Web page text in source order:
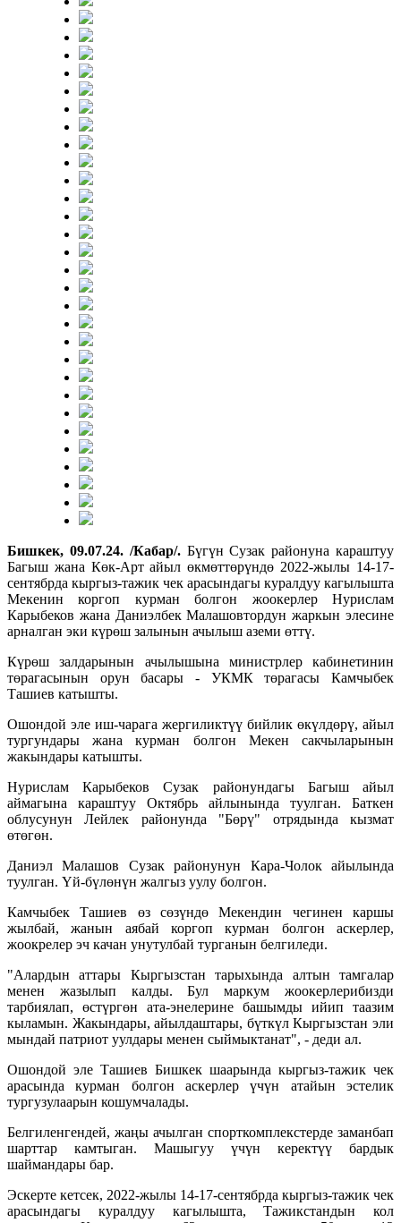
Бишкек, 09.07.24. /Кабар/. Бүгүн Сузак районуна караштуу
Багыш жана Көк-Арт айыл өкмөттөрүндө 2022-жылы 14-17-
сентябрда кыргыз-тажик чек арасындагы куралдуу кагылышта
Мекенин коргоп курман болгон жоокерлер Нурислам
Карыбеков жана Даниэлбек Малашовтордун жаркын элесине
арналган эки күрөш залынын ачылыш аземи өттү.
Күрөш залдарынын ачылышына министрлер кабинетинин
төрагасынын орун басары - УКМК төрагасы Камчыбек
Ташиев катышты.
Ошондой эле иш-чарага жергиликтүү бийлик өкүлдөрү, айыл
тургундары жана курман болгон Мекен сакчыларынын
жакындары катышты.
Нурислам Карыбеков Сузак районундагы Багыш айыл
аймагына караштуу Октябрь айлынында туулган. Баткен
облусунун Лейлек районунда "Бөрү" отрядында кызмат
өтөгөн.
Даниэл Малашов Сузак районунун Кара-Чолок айылында
туулган. Үй-бүлөнүн жалгыз уулу болгон.
Камчыбек Ташиев өз сөзүндө Мекендин чегинен каршы
жылбай, жанын аябай коргоп курман болгон аскерлер,
жоокрелер эч качан унутулбай турганын белгиледи.
"Алардын аттары Кыргызстан тарыхында алтын тамгалар
менен жазылып калды. Бул маркум жоокерлерибизди
тарбиялап, өстүргөн ата-энелерине башымды ийип таазим
кыламын. Жакындары, айылдаштары, бүткүл Кыргызстан эли
мындай патриот уулдары менен сыймыктанат", - деди ал.
Ошондой эле Ташиев Бишкек шаарында кыргыз-тажик чек
арасында курман болгон аскерлер үчүн атайын эстелик
тургузулаарын кошумчалады.
Белгиленгендей, жаңы ачылган спорткомплекстерде заманбап
шарттар камтыган. Машыгуу үчүн керектүү бардык
шаймандары бар.
Эскерте кетсек, 2022-жылы 14-17-сентябрда кыргыз-тажик чек
арасындагы куралдуу кагылышта, Тажикстандын кол